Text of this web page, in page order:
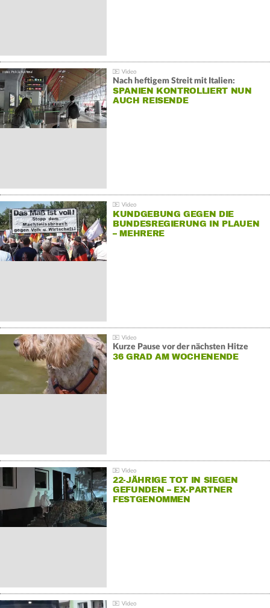
Nach heftigem Streit mit Italien:
SPANIEN KONTROLLIERT NUN
AUCH REISENDE
KUNDGEBUNG GEGEN DIE
BUNDESREGIERUNG IN PLAUEN
– MEHRERE
Kurze Pause vor der nächsten Hitze
36 GRAD AM WOCHENENDE
22-JÄHRIGE TOT IN SIEGEN
GEFUNDEN – EX-PARTNER
FESTGENOMMEN